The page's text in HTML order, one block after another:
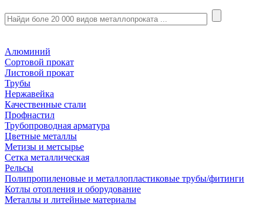
Алюминий
Сортовой прокат
Листовой прокат
Трубы
Нержавейка
Качественные стали
Профнастил
Трубопроводная арматура
Цветные металлы
Метизы и метсырье
Сетка металлическая
Рельсы
Полипропиленовые и металлопластиковые трубы/фитинги
Котлы отопления и оборудование
Металлы и литейные материалы